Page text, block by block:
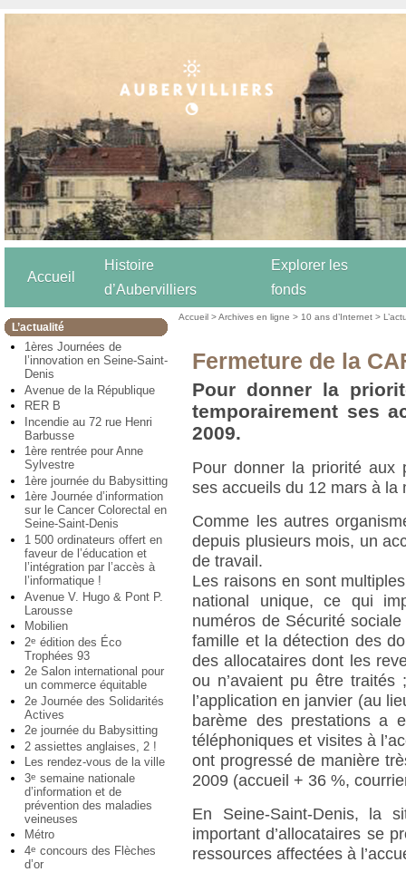
Accueil
Histoire
d’Aubervilliers
Explorer les
fonds
L’actualité
1ères Journées de
l’innovation en Seine-Saint-
Denis
Avenue de la République
RER B
Incendie au 72 rue Henri
Barbusse
1ère rentrée pour Anne
Sylvestre
1ère journée du Babysitting
1ère Journée d’information
sur le Cancer Colorectal en
Seine-Saint-Denis
1 500 ordinateurs offert en
faveur de l’éducation et
l’intégration par l’accès à
l’informatique !
Avenue V. Hugo & Pont P.
Larousse
Mobilien
2e édition des Éco
Trophées 93
2e Salon international pour
un commerce équitable
2e Journée des Solidarités
Actives
2e journée du Babysitting
2 assiettes anglaises, 2 !
Les rendez-vous de la ville
3e semaine nationale
d’information et de
prévention des maladies
veineuses
Métro
4e concours des Flèches
d’or
Accueil >Archives en ligne > 10 ans d’Internet >
Fermeture de la
Pour donner la
temporairement ses
2009.
Pour donner la priorité aux
ses accueils du 12 mars à la
Comme les autres
depuis plusieurs mois, un
de travail.
Les raisons en sont
national unique, ce qui
numéros de Sécurité
famille et la détection des
des allocataires dont les
ou n’avaient pu être
l’application en janvier (au
barème des prestations a
téléphoniques et visites à
ont progressé de manière
2009 (accueil + 36 %,
En Seine-Saint-Denis, la
important d’allocataires se
ressources affectées à